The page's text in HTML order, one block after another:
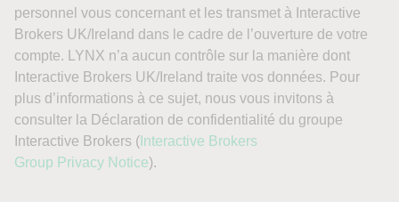
personnel vous concernant et les transmet à Interactive
Brokers UK/Ireland dans le cadre de l’ouverture de votre
compte. LYNX n’a aucun contrôle sur la manière dont
Interactive Brokers UK/Ireland traite vos données. Pour
plus d’informations à ce sujet, nous vous invitons à
consulter la Déclaration de confidentialité du groupe
Interactive Brokers ( Interactive Brokers
Group Privacy Notice).